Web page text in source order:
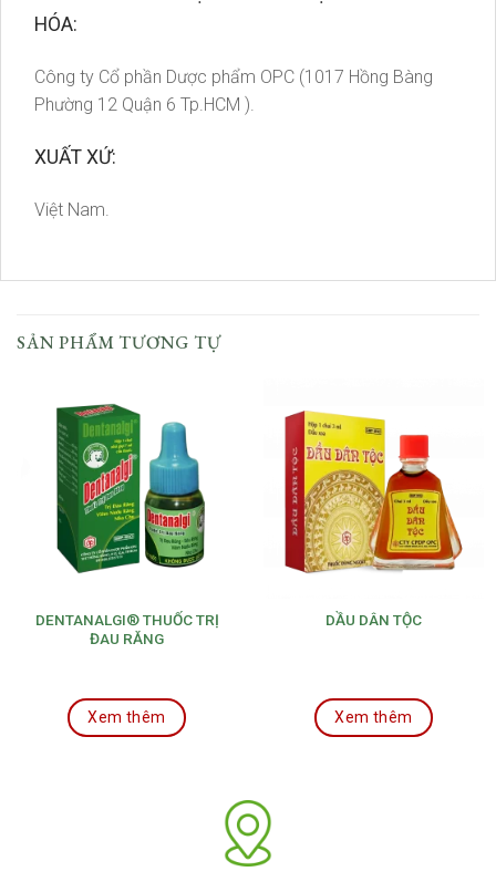
HÓA:
Công ty Cổ phần Dược phẩm OPC (1017 Hồng Bàng
Phường 12 Quận 6 Tp.HCM ).
XUẤT XỨ:
Việt Nam.
SẢN PHẨM TƯƠNG TỰ
DENTANALGI® THUỐC TRỊ
ĐAU RĂNG
Xem thêm
DẦU DÂN TỘC
Xem thêm